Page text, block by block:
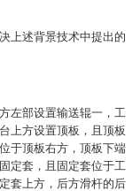
上述背景技术中提出的
左部设置输送辊一，工
上方设置顶板，且顶板
于顶板右方，顶板下端
定套，且固定套位于工
套上方，后方滑杆的后